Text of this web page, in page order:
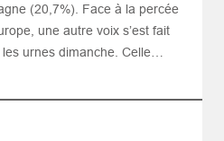
(20,7%). Face à la percée
une autre voix s’est fait
urnes dimanche. Celle…